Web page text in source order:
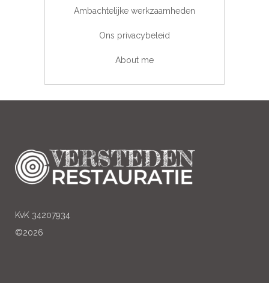
Ambachtelijke werkzaamheden
Ons privacybeleid
About me
KvK 34207934
©2026